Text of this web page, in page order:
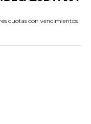
cuotas con vencimientos